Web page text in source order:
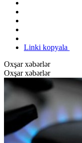
Linki kopyala
Oxşar xəbərlər
Oxşar xəbərlər